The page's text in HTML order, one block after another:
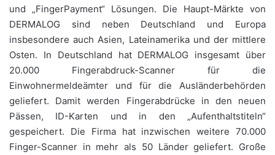
und „FingerPayment“ Lösungen. Die Haupt-Märkte von
DERMALOG sind neben Deutschland und Europa
insbesondere auch Asien, Lateinamerika und der mittlere
Osten. In Deutschland hat DERMALOG insgesamt über
20.000 Fingerabdruck-Scanner für die
Einwohnermeldeämter und für die Ausländerbehörden
geliefert. Damit werden Fingerabdrücke in den neuen
Pässen, ID-Karten und in den „Aufenthaltstiteln“
gespeichert. Die Firma hat inzwischen weitere 70.000
Finger-Scanner in mehr als 50 Länder geliefert. Große